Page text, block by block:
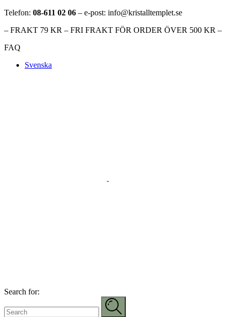
Telefon: 08-611 02 06 – e-post: info@kristalltemplet.se
– FRAKT 79 KR – FRI FRAKT FÖR ORDER ÖVER 500 KR –
FAQ
Svenska
Search for: